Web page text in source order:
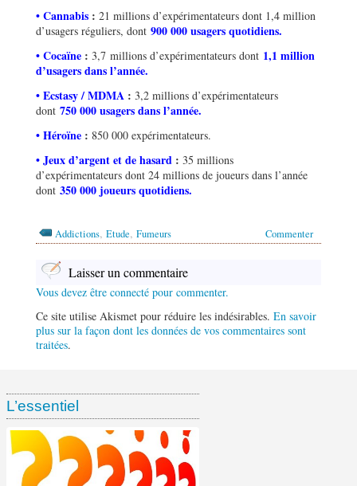
• Cannabis : 21 millions d’expérimentateurs dont 1,4 million
d’usagers réguliers, dont 900 000 usagers quotidiens.
• Cocaïne : 3,7 millions d’expérimentateurs dont 1,1 million
d’usagers dans l’année.
• Ecstasy / MDMA : 3,2 millions d’expérimentateurs
dont 750 000 usagers dans l’année.
• Héroïne : 850 000 expérimentateurs.
• Jeux d’argent et de hasard : 35 millions
d’expérimentateurs dont 24 millions de joueurs dans l’année
dont 350 000 joueurs quotidiens.
Commenter
Addictions, Etude, Fumeurs
Laisser un commentaire
Vous devez être connecté pour commenter.
Ce site utilise Akismet pour réduire les indésirables. En savoir
plus sur la façon dont les données de vos commentaires sont
traitées.
L’essentiel